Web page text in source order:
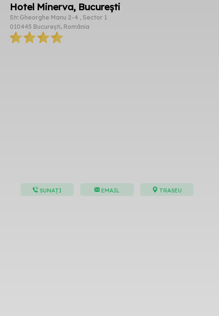
Hotel Minerva, București
Str.Gheorghe Manu 2-4 , Sector 1
010445 București, România
SUNAȚI EMAIL TRASEU